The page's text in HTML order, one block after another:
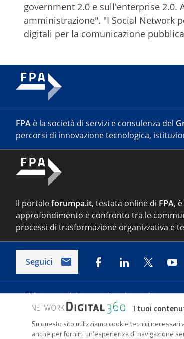
government 2.0 e sull'enterprise
amministrazione". "I Social Network
digitali per la comunicazione
FPA è la società di servizi e consulenza del
percorsi di innovazione tecnologica,
Il portaleforumpa.it, testata online di FPA,
approfondimento e confronto tra le
processi di trasformazione organizzativa e
Seguici
Indirizzo:Via del Porto Fluviale 67/d – 00154
Forumpa.it è una pubblicazione telematica
I tuoi
Su questo sito utilizziamo cookie tecnici
anche per fornirti un’esperienza di navigazione